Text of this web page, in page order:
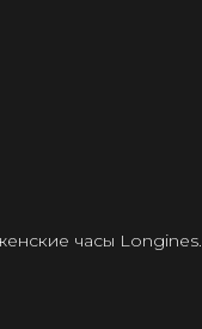
часы Longines.